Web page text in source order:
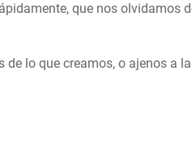
que nos olvidamos
lo que creamos, o ajenos a